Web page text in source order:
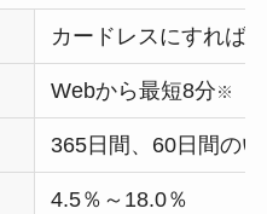
カードレスにすれば
Webから最短8分※
365日間、60日間の
4.5％～18.0％